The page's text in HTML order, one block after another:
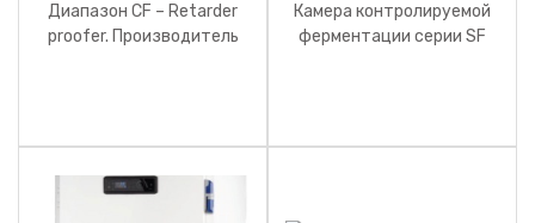
Диапазон CF – Retarder
proofer. Производитель
Камера контролируемой
ферментации серии SF